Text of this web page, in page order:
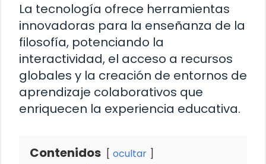
La tecnología ofrece herramientas
innovadoras para la enseñanza de la
filosofía, potenciando la
interactividad, el acceso a recursos
globales y la creación de entornos de
aprendizaje colaborativos que
enriquecen la experiencia educativa.
Contenidos ocultar